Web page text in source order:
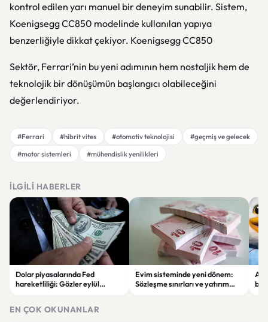
kontrol edilen yarı manuel bir deneyim sunabilir. Sistem,
Koenigsegg CC850 modelinde kullanılan yapıya
benzerliğiyle dikkat çekiyor. Koenigsegg CC850
Sektör, Ferrari’nin bu yeni adımının hem nostaljik hem de
teknolojik bir dönüşümün başlangıcı olabileceğini
değerlendiriyor.
#Ferrari #hibrit vites #otomotiv teknolojisi
#geçmiş ve gelecek
#motor sistemleri
#mühendislik yenilikleri
İLGILI HABERLER
Dolar piyasalarında Fed
hareketliliği: Gözler eylül
Evim sisteminde yeni dönem:
Sözleşme sınırları ve yatırım
EN ÇOK OKUNANLAR